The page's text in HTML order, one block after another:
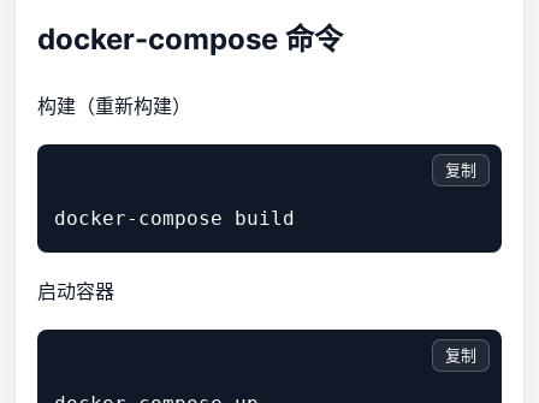
docker-compose 命令
构建（重新构建）
复制
启动容器
复制